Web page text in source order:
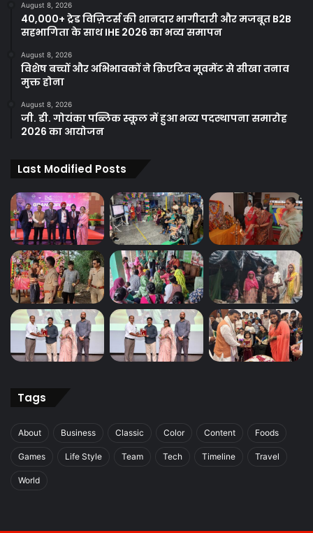
August 8, 2026
40,000+ ट्रेड विज़िटर्स की शानदार भागीदारी और मजबूत B2B
सहभागिता के साथ IHE 2026 का भव्य समापन
August 8, 2026
विशेष बच्चों और अभिभावकों ने क्रिएटिव मूवमेंट से सीखा तनाव
मुक्त होना
August 8, 2026
जी. डी. गोयंका पब्लिक स्कूल में हुआ भव्य पदस्थापना समारोह
2026 का आयोजन
Last Modified Posts
Tags
About Business Classic Color Content Foods
Games Life Style Team Tech Timeline Travel
World